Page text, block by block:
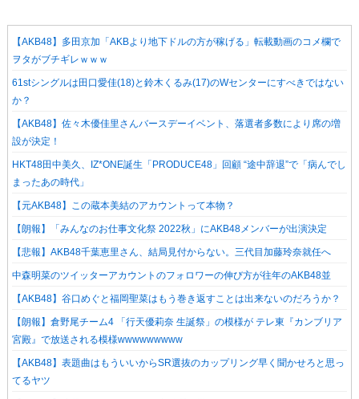
【AKB48】多田京加「AKBより地下ドルの方が稼げる」転載動画のコメ欄で
ヲタがブチギレｗｗｗ
61stシングルは田口愛佳(18)と鈴木くるみ(17)のWセンターにすべきではない
か？
【AKB48】佐々木優佳里さんバースデーイベント、落選者多数により席の増
設が決定！
HKT48田中美久、IZ*ONE誕生「PRODUCE48」回顧 “途中辞退”で「病んでし
まったあの時代」
【元AKB48】この蔵本美結のアカウントって本物？
【朗報】「みんなのお仕事文化祭 2022秋」にAKB48メンバーが出演決定
【悲報】AKB48千葉恵里さん、結局見付からない。三代目加藤玲奈就任へ
中森明菜のツイッターアカウントのフォロワーの伸び方が往年のAKB48並
【AKB48】谷口めぐと福岡聖菜はもう巻き返すことは出来ないのだろうか？
【朗報】倉野尾チーム4 「行天優莉奈 生誕祭」の模様が テレ東『カンブリア
宮殿』で放送される模様wwwwwwwww
【AKB48】表題曲はもういいからSR選抜のカップリング早く聞かせろと思っ
てるヤツ